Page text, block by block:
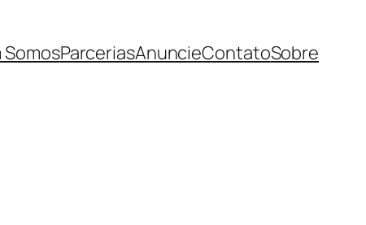
SomosParceriasAnuncieContatoSobre